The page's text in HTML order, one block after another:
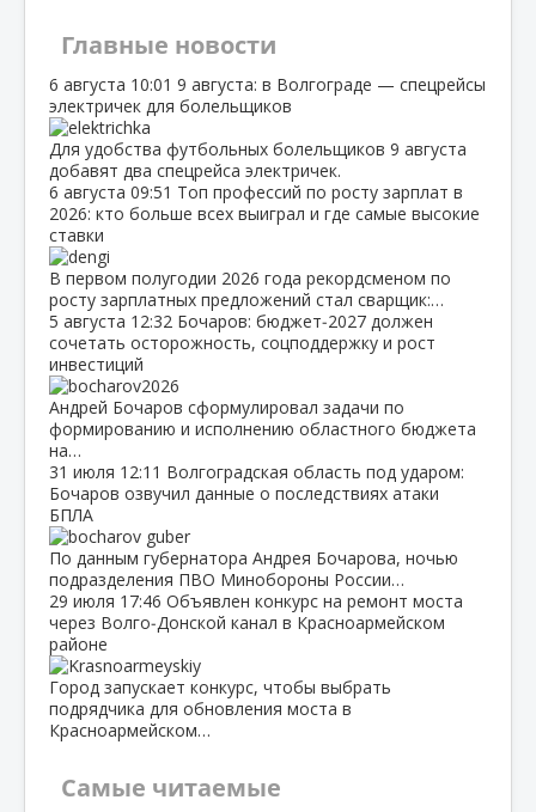
Главные новости
6 августа 10:01 9 августа: в Волгограде — спецрейсы
электричек для болельщиков
Для удобства футбольных болельщиков 9 августа
добавят два спецрейса электричек.
6 августа 09:51 Топ профессий по росту зарплат в
2026: кто больше всех выиграл и где самые высокие
ставки
В первом полугодии 2026 года рекордсменом по
росту зарплатных предложений стал сварщик:…
5 августа 12:32 Бочаров: бюджет‑2027 должен
сочетать осторожность, соцподдержку и рост
инвестиций
Андрей Бочаров сформулировал задачи по
формированию и исполнению областного бюджета
на…
31 июля 12:11 Волгоградская область под ударом:
Бочаров озвучил данные о последствиях атаки
БПЛА
По данным губернатора Андрея Бочарова, ночью
подразделения ПВО Минобороны России…
29 июля 17:46 Объявлен конкурс на ремонт моста
через Волго‑Донской канал в Красноармейском
районе
Город запускает конкурс, чтобы выбрать
подрядчика для обновления моста в
Красноармейском…
Самые читаемые